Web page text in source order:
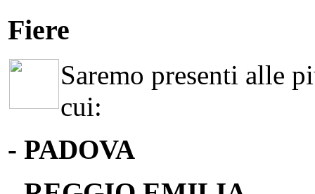
Fiere
Saremo presenti alle
cui:
- PADOVA